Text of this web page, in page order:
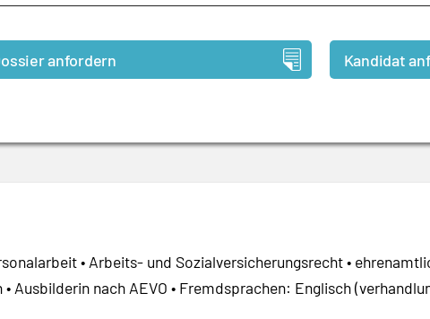
anfordern Kandidat
• Arbeits- und Sozialversicherungsrecht •
• Ausbilderin nach AEVO • Fremdsprachen: Englisch